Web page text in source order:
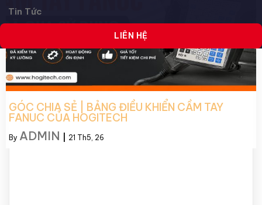
Tin Tức
LIÊN HỆ
GÓC CHIA SẺ | BẢNG ĐIỀU KHIỂN CẦM TAY
FANUC CỦA HOGITECH
By ADMIN 21 Th5, 26